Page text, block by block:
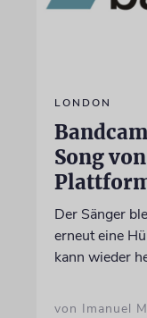
LONDON
Song
Der Sänger
erneut eine
kann wieder
von Imanuel